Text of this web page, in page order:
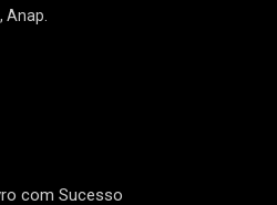
Anap.
com Sucesso